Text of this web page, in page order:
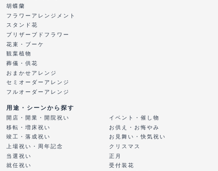
胡蝶蘭
フラワーアレンジメント
スタンド花
プリザーブドフラワー
花束・ブーケ
観葉植物
葬儀・供花
おまかせアレンジ
セミオーダーアレンジ
フルオーダーアレンジ
用途・シーンから探す
開店・開業・開院祝い
移転・増床祝い
竣工・落成祝い
上場祝い・周年記念
当選祝い
就任祝い
イベント・催し物
お供え・お悔やみ
お見舞い・快気祝い
クリスマス
正月
受付装花